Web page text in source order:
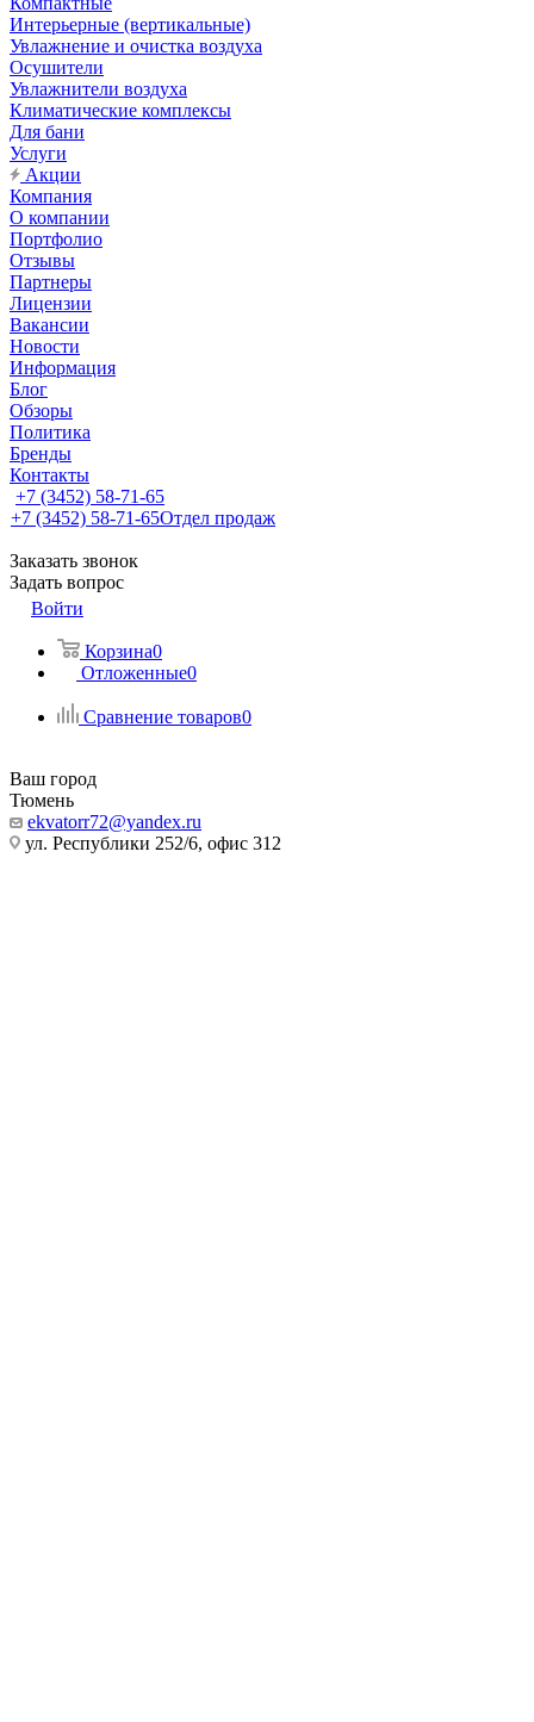
Интерьерные (вертикальные)
Увлажнение и очистка воздуха
Осушители
Увлажнители воздуха
Климатические комплексы
Для бани
Услуги
Акции
Компания
О компании
Портфолио
Отзывы
Партнеры
Лицензии
Вакансии
Новости
Информация
Блог
Обзоры
Политика
Бренды
Контакты
+7 (3452) 58-71-65
+7 (3452) 58-71-65Отдел продаж
Заказать звонок
Задать вопрос
Войти
Корзина0
Отложенные0
Сравнение товаров0
Ваш город
Тюмень
ekvatorr72@yandex.ru
ул. Республики 252/6, офис 312